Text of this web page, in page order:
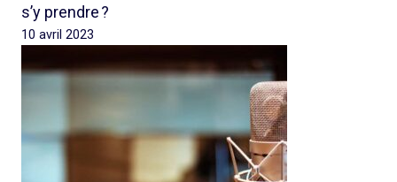
s’y prendre ?
10 avril 2023